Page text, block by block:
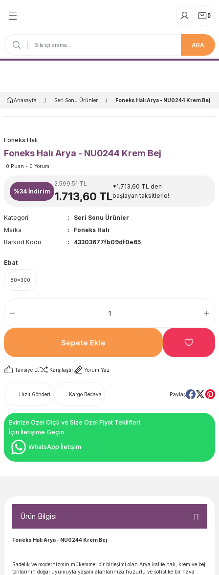
ARA
()
Anasayfa Seri Sonu Ürünler Foneks Halı Arya - NU0244 Krem Bej
Foneks Halı
Foneks Halı Arya - NU0244 Krem Bej
0 Puan - 0 Yorum
%34 İndirim
2.599,51 TL
1.713,60 TL
*1.713,60 TL den
başlayan taksitlerle!
Kategori
Seri Sonu Ürünler
Marka
Foneks Halı
Barkod Kodu
43303677fb09df0e65
Ebat
80x300
Sepete Ekle
Tavsiye Et Karşılaştır Yorum Yaz
Hızlı Gönderi Kargo Bedava Paylaş
Evinize Özel Ölçü ve Size Özel Fiyat Teklifleri
İçin İletişime Geçin
WhatsApp İletişim
Ürün Bilgisi
Foneks Halı Arya - NU0244 Krem Bej
Sadelik ve modernizmin mükemmel bir birleşimi olan Arya kalite halı, krem ve bej
tonlarının doğal uyumuyla yaşam alanlarınıza huzurlu ve sofistike bir hava